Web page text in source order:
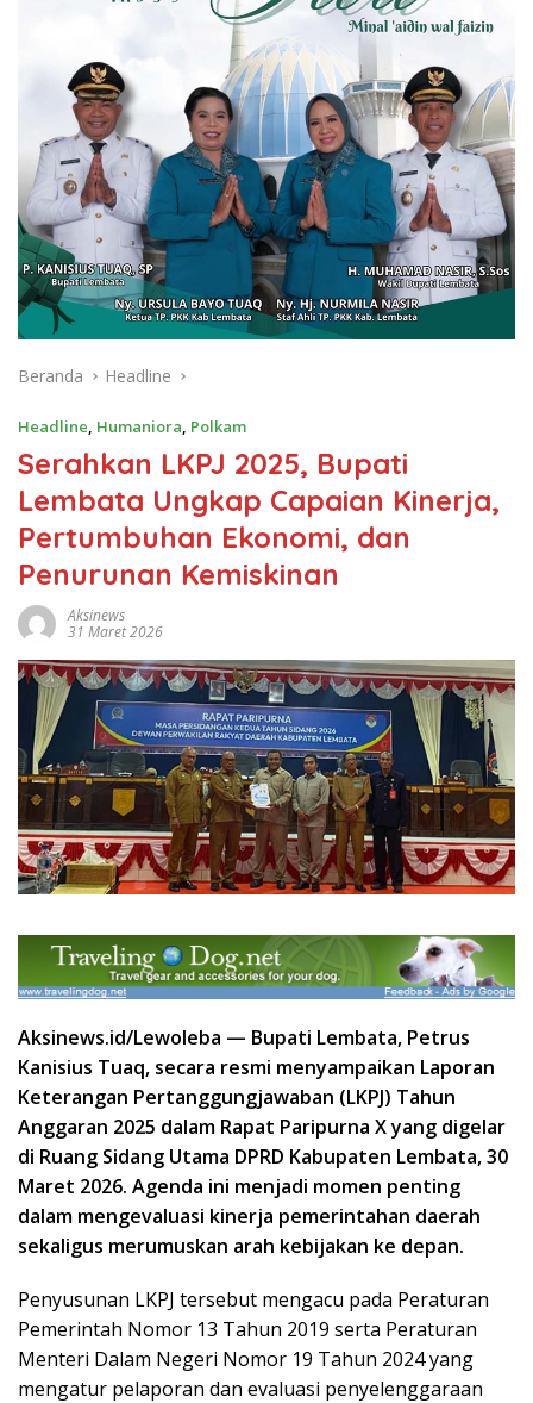
Beranda Headline
Headline, Humaniora, Polkam
Serahkan LKPJ 2025, Bupati
Lembata Ungkap Capaian Kinerja,
Pertumbuhan Ekonomi, dan
Penurunan Kemiskinan
Aksinews
31 Maret 2026
Aksinews.id/Lewoleba — Bupati Lembata, Petrus
Kanisius Tuaq, secara resmi menyampaikan Laporan
Keterangan Pertanggungjawaban (LKPJ) Tahun
Anggaran 2025 dalam Rapat Paripurna X yang digelar
di Ruang Sidang Utama DPRD Kabupaten Lembata, 30
Maret 2026. Agenda ini menjadi momen penting
dalam mengevaluasi kinerja pemerintahan daerah
sekaligus merumuskan arah kebijakan ke depan.
Penyusunan LKPJ tersebut mengacu pada Peraturan
Pemerintah Nomor 13 Tahun 2019 serta Peraturan
Menteri Dalam Negeri Nomor 19 Tahun 2024 yang
mengatur pelaporan dan evaluasi penyelenggaraan